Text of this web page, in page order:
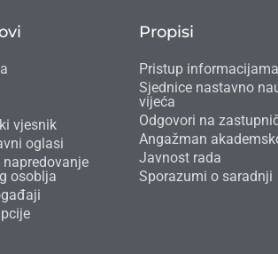
vjesnik
oglasi
osoblja
Propisi
Pristup informacijama
Sjednice nastavno
vijeća
Odgovori na
Angažman
Javnost rada
Sporazumi o saradnji